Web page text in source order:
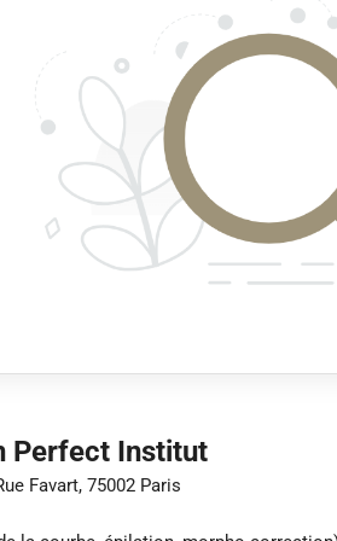
Perfect Institut
Favart, 75002 Paris